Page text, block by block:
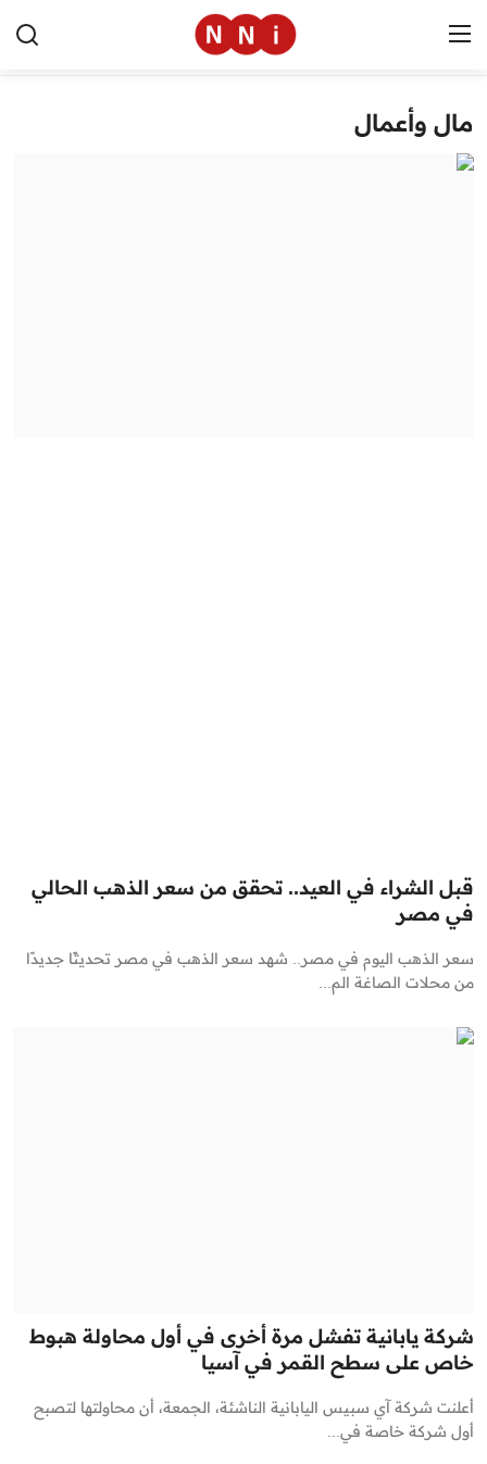
الرئيسية
مال وأعمال
قبل الشراء في العيد.. تحقق من سعر الذهب الحالي
في مصر
سعر الذهب اليوم في مصر.. شهد سعر الذهب في مصر تحديثًا جديدًا
من محلات الصاغة الم...
شركة يابانية تفشل مرة أخرى في أول محاولة هبوط
خاص على سطح القمر في آسيا
أعلنت شركة آي سبيس اليابانية الناشئة، الجمعة، أن محاولتها لتصبح
أول شركة خاصة في...